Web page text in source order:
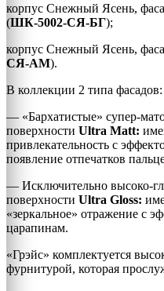
корпус Снежный Ясень,
(ШК-5002-СЯ-БГ);
корпус Снежный Ясень,
СЯ-АМ).
В коллекции 2 типа фасадов:
— «Бархатистые» супер-
поверхности Ultra Matt:
привлекательность с
появление отпечатков
— Исключительно высоко-
поверхности Ultra Gloss:
«зеркальное» отражение с
царапинам.
«Грэйс» комплектуется
фурнитурой, которая